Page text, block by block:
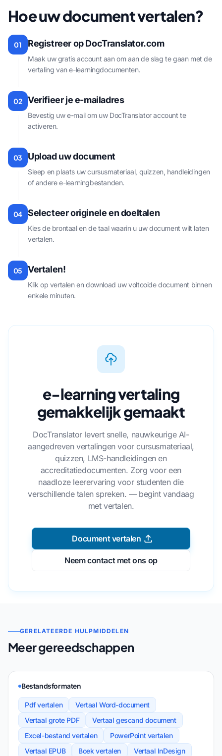
Hoe uw document vertalen?
01 Registreer op DocTranslator.com
Maak uw gratis account aan om aan de slag te gaan met de
vertaling van e-learningdocumenten.
02 Verifieer je e-mailadres
Bevestig uw e-mail om uw DocTranslator account te
activeren.
03 Upload uw document
Sleep en plaats uw cursusmateriaal, quizzen, handleidingen
of andere e-learningbestanden.
04 Selecteer originele en doeltalen
Kies de brontaal en de taal waarin u uw document wilt laten
vertalen.
05 Vertalen!
Klik op vertalen en download uw voltooide document binnen
enkele minuten.
e-learning vertaling
gemakkelijk gemaakt
DocTranslator levert snelle, nauwkeurige AI-
aangedreven vertalingen voor cursusmateriaal,
quizzen, LMS-handleidingen en
accreditatiedocumenten. Zorg voor een
naadloze leerervaring voor studenten die
verschillende talen spreken. — begint vandaag
met vertalen.
Document vertalen
Neem contact met ons op
GERELATEERDE HULPMIDDELEN
Meer gereedschappen
Bestandsformaten
Pdf vertalen
Vertaal Word-document
Vertaal grote PDF
Vertaal gescand document
Excel-bestand vertalen
PowerPoint vertalen
Vertaal EPUB
Boek vertalen
Vertaal InDesign